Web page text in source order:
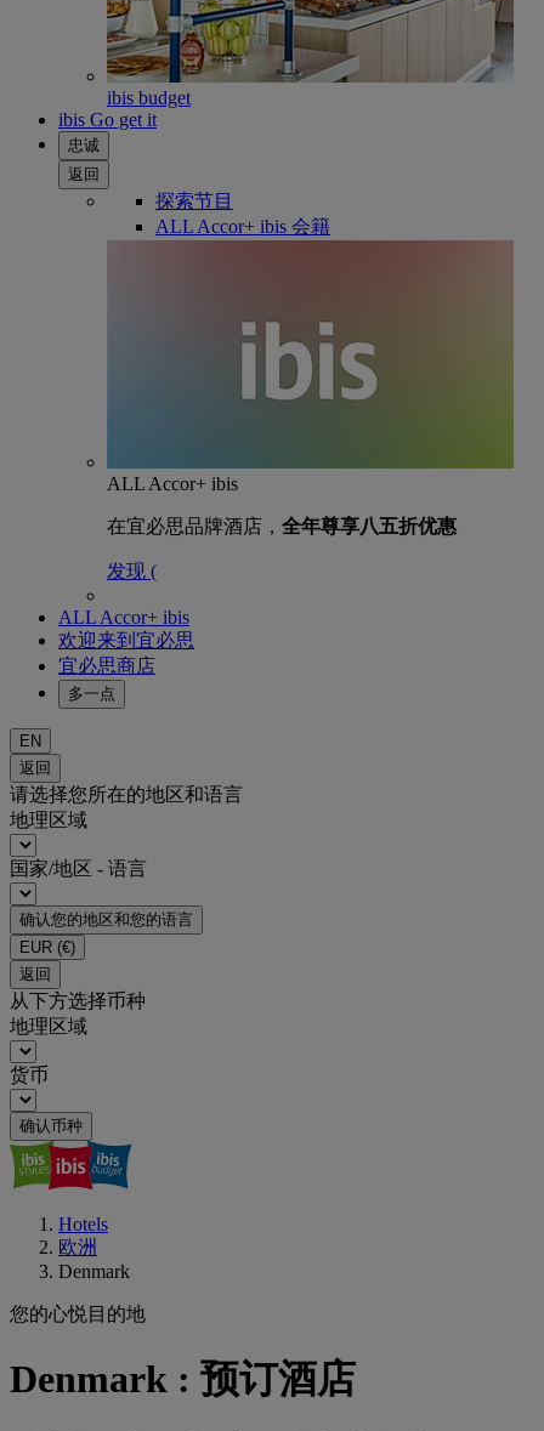
ibis budget
ibis Go get it
忠诚
返回
探索节目
ALL Accor+ ibis 会籍
ALL Accor+ ibis
在宜必思品牌酒店， 全年尊享八五折优惠
发现 (
ALL Accor+ ibis
欢迎来到宜必思
宜必思商店
多一点
EN
返回
请选择您所在的地区和语言
地理区域
国家/地区 - 语言
确认您的地区和您的语言
EUR (€)
返回
从下方选择币种
地理区域
货币
确认币种
Hotels
欧洲
Denmark
您的心悦目的地
Denmark : 预订酒店